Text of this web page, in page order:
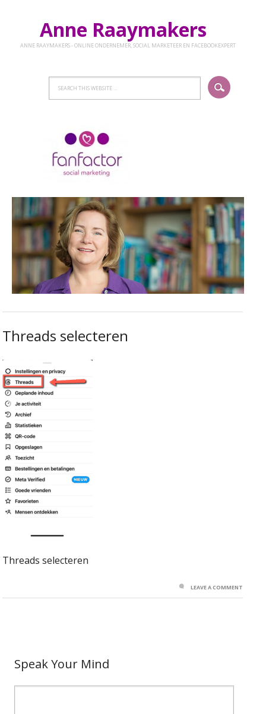
Anne Raaymakers
ANNE RAAYMAKERS - ONLINE ONDERNEMER, SOCIAL MARKETEER EN FACEBOOKEXPERT
Threads selecteren
Threads selecteren
LEAVE A COMMENT
Speak Your Mind